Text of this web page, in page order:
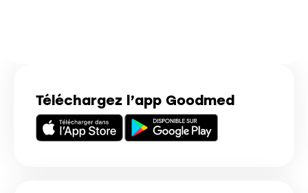
Téléchargez l’app Goodmed